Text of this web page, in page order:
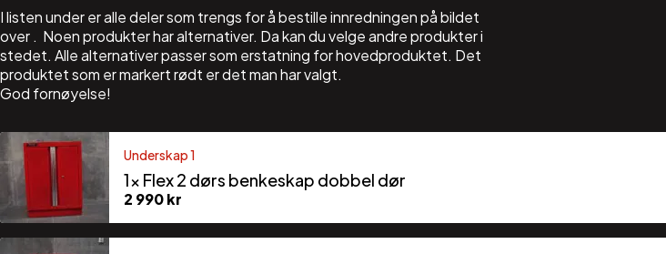
I listen under er alle deler som trengs for å bestille innredningen på bildet
over . Noen produkter har alternativer. Da kan du velge andre produkter i
stedet. Alle alternativer passer som erstatning for hovedproduktet. Det
produktet som er markert rødt er det man har valgt.
God fornøyelse!
Underskap 1
1× Flex 2 dørs benkeskap dobbel dør
2 990kr